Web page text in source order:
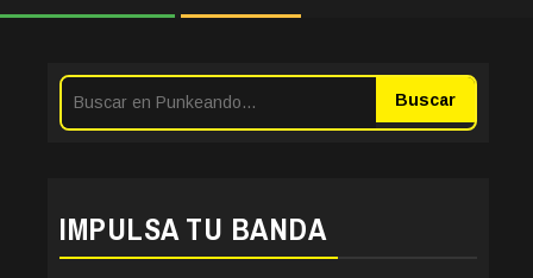
Buscar
IMPULSA TU BANDA